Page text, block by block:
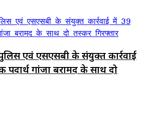
एवं एसएसबी के संयुक्त कार्रवाई
पदार्थ गांजा बरामद के साथ दो